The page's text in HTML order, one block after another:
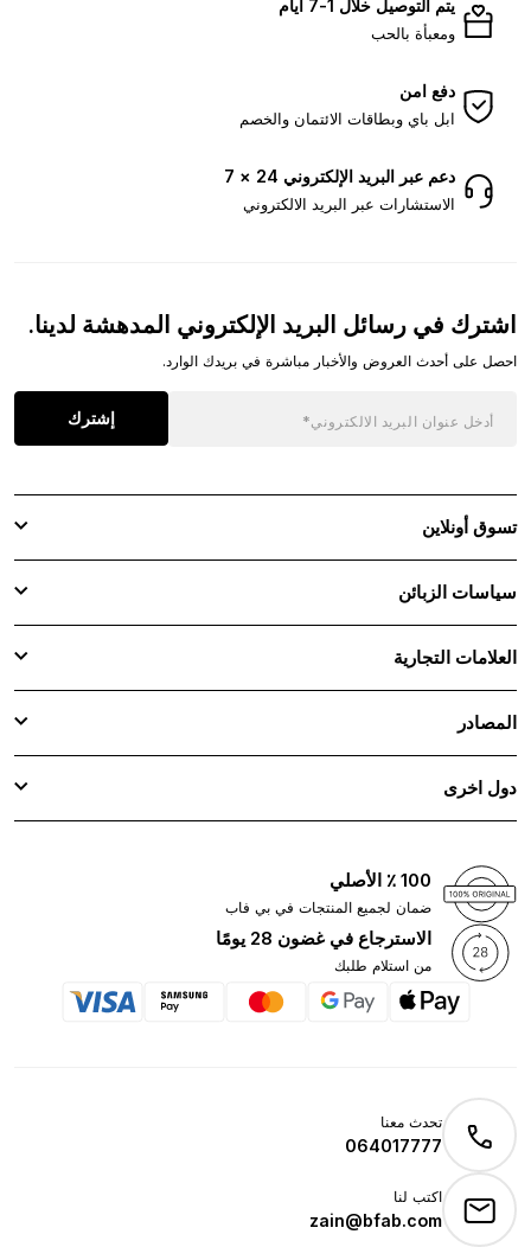
يتم التوصيل خلال 1-7 أيام
ومعبأة بالحب
دفع امن
ابل باي وبطاقات الائتمان والخصم
دعم عبر البريد الإلكتروني 24 × 7
الاستشارات عبر البريد الالكتروني
اشترك في رسائل البريد الإلكتروني المدهشة لدينا.
احصل على أحدث العروض والأخبار مباشرة في بريدك الوارد.
إشترك
تسوق أونلاين
سياسات الزبائن
العلامات التجارية
المصادر
دول اخرى
100 ٪ الأصلي
ضمان لجميع المنتجات في بي فاب
الاسترجاع في غضون 28 يومًا
من استلام طلبك
تحدث معنا
064017777
اكتب لنا
zain@bfab.com